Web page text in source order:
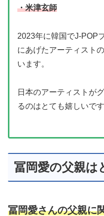
・米津玄師
2023年に韓国でJ-POP
にあげたアーティスト
います。
日本のアーティストが
るのはとても嬉しいです
冨岡愛の父親は
冨岡愛さんの父親に